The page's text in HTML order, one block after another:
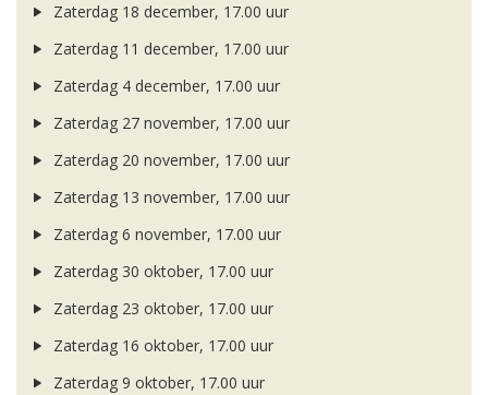
Zaterdag 18 december, 17.00 uur
Zaterdag 11 december, 17.00 uur
Zaterdag 4 december, 17.00 uur
Zaterdag 27 november, 17.00 uur
Zaterdag 20 november, 17.00 uur
Zaterdag 13 november, 17.00 uur
Zaterdag 6 november, 17.00 uur
Zaterdag 30 oktober, 17.00 uur
Zaterdag 23 oktober, 17.00 uur
Zaterdag 16 oktober, 17.00 uur
Zaterdag 9 oktober, 17.00 uur